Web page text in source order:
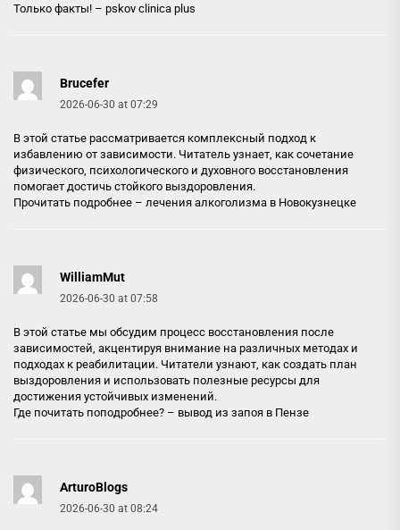
Только факты! – pskov clinica plus
Brucefer
2026-06-30 at 07:29
В этой статье рассматривается комплексный подход к
избавлению от зависимости. Читатель узнает, как сочетание
физического, психологического и духовного восстановления
помогает достичь стойкого выздоровления.
Прочитать подробнее – лечения алкоголизма в Новокузнецке
WilliamMut
2026-06-30 at 07:58
В этой статье мы обсудим процесс восстановления после
зависимостей, акцентируя внимание на различных методах и
подходах к реабилитации. Читатели узнают, как создать план
выздоровления и использовать полезные ресурсы для
достижения устойчивых изменений.
Где почитать поподробнее? – вывод из запоя в Пензе
ArturoBlogs
2026-06-30 at 08:24